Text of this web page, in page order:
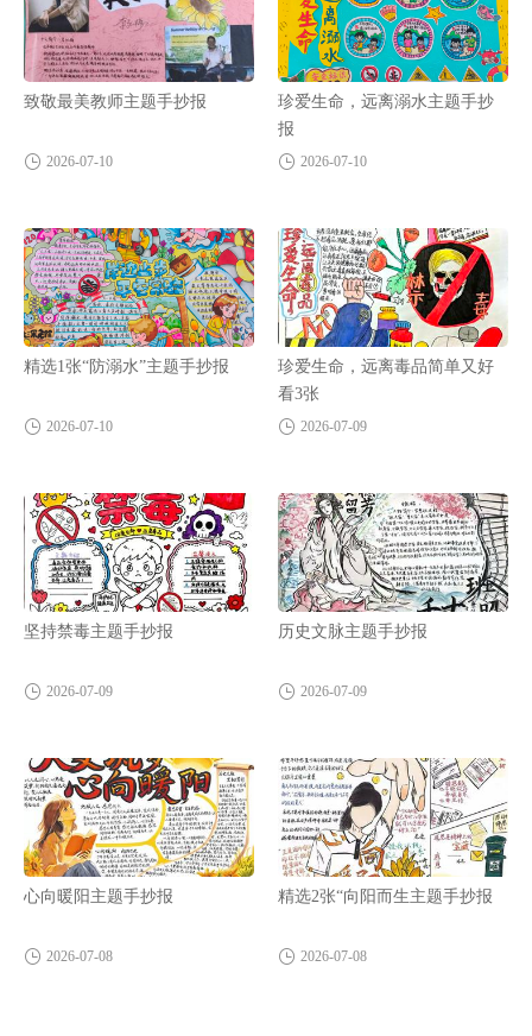
致敬最美教师主题手抄报
2026-07-10
珍爱生命，远离溺水主题手抄
报
2026-07-10
精选1张“防溺水”主题手抄报
2026-07-10
珍爱生命，远离毒品简单又好
看3张
2026-07-09
坚持禁毒主题手抄报
2026-07-09
历史文脉主题手抄报
2026-07-09
心向暖阳主题手抄报
2026-07-08
精选2张“向阳而生主题手抄报
2026-07-08